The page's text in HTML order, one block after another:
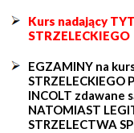
Kurs nadający
STRZELECKIEGO
EGZAMINY na
STRZELECKIEGO
INCOLT zdawane
NATOMIAST
STRZELECTWA